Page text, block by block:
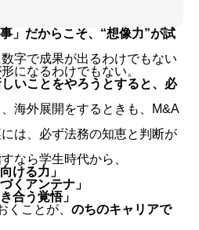
」だからこそ、“想像力”が試
字で成果が出るわけでもない
になるわけでもない。
いことをやろうとすると、必
海外展開をするときも、M&A
は、必ず法務の知恵と判断が
なら学生時代から、
ける力」
くアンテナ」
合う覚悟」
くことが、 のちのキャリアで